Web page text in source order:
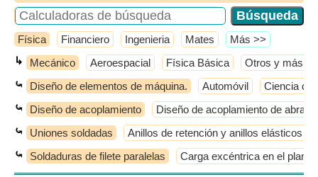
Física Financiero Ingenieria Mates ​Más >>
↳ Mecánico Aeroespacial Física Básica Otros y más
⤿ Diseño de elementos de máquina. Automóvil Ciencia de
⤿ Diseño de acoplamiento Diseño de acoplamiento de
⤿ Uniones soldadas Anillos de retención y anillos elásticos
⤿ Soldaduras de filete paralelas Carga excéntrica en el plano